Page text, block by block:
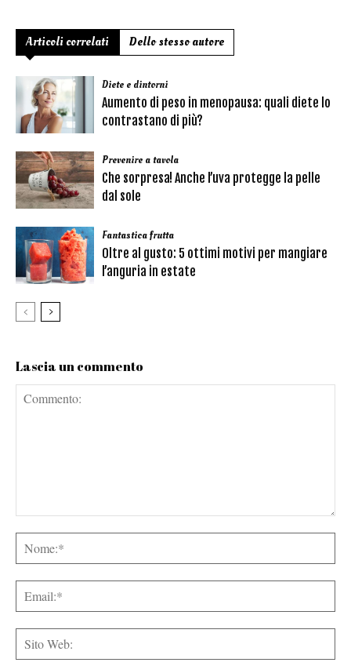
Articoli correlati Dello stesso autore
Diete e dintorni
Aumento di peso in menopausa: quali diete lo
contrastano di più?
Prevenire a tavola
Che sorpresa! Anche l’uva protegge la pelle
dal sole
Fantastica frutta
Oltre al gusto: 5 ottimi motivi per mangiare
l’anguria in estate
Lascia un commento